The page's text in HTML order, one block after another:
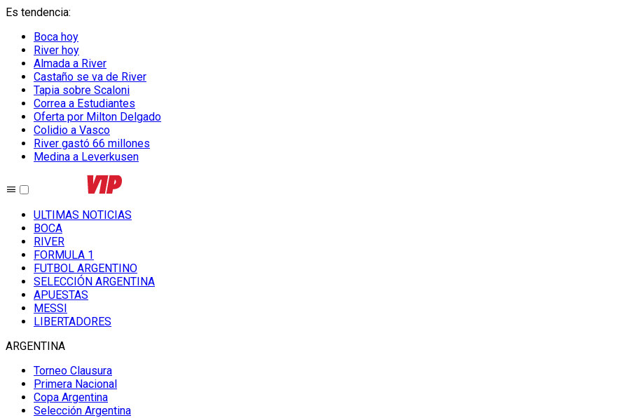
Es tendencia:
Boca hoy
River hoy
Almada a River
Castaño se va de River
Tapia sobre Scaloni
Correa a Estudiantes
Oferta por Milton Delgado
Colidio a Vasco
River gastó 66 millones
Medina a Leverkusen
ULTIMAS NOTICIAS
BOCA
RIVER
FORMULA 1
FUTBOL ARGENTINO
SELECCIÓN ARGENTINA
APUESTAS
MESSI
LIBERTADORES
ARGENTINA
Torneo Clausura
Primera Nacional
Copa Argentina
Selección Argentina